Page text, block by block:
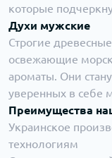
Аромат похож на Dior
Аромат похож на Dior
Аромат похож на Dior
Аромат похож на Dior
Аромат похож на Dior
которые
Духи мужские
Строгие
освежающие
ароматы. Они
уверенных в себе
Преимущества
Украинское
технологиям